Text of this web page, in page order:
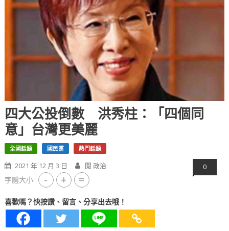
四大公投倒數 洪秀柱：「四個同
意」台灣更美麗
全國話題 國民黨 熱門話題
2021 年 12 月 3 日 閱 政治 0
字體大小 - + =
喜歡嗎？快按讚、留言、分享出去哦！